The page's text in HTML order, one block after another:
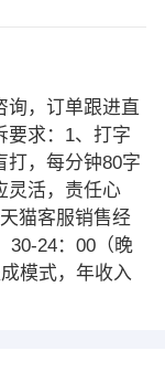
询，订单跟进直
要求：1、打字
打，每分钟80字
灵活，责任心
猫客服销售经
30-24：00（晚
模式，年收入